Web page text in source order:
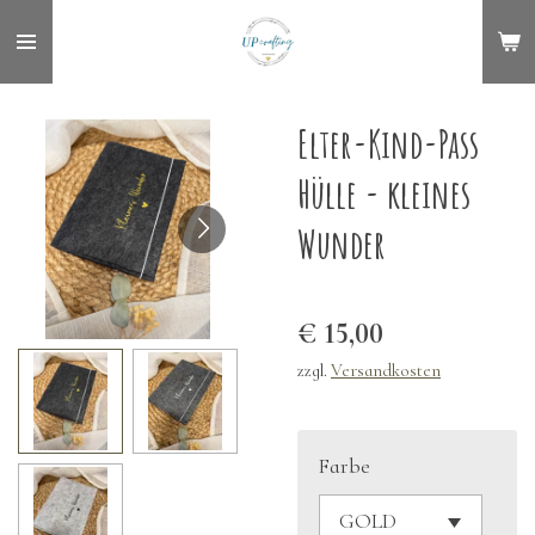
Elter-Kind-Pass
Hülle - kleines
Wunder
€ 15,00
zzgl. Versandkosten
Farbe